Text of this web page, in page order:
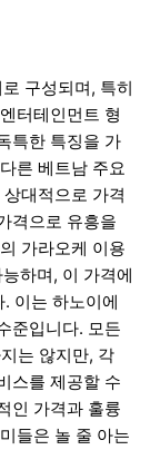
구성되며, 특히
터테인먼트 형
특한 특징을 가
른 베트남 주요
대적으로 가격
격으로 유흥을
가라오케 이용
하며, 이 가격에
이는 하노이에
준입니다. 모든
는 않지만, 각
스를 제공할 수
인 가격과 훌륭
들은 놀 줄 아는